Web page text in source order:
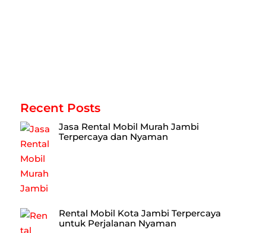
Recent Posts
Jasa Rental Mobil Murah Jambi
Terpercaya dan Nyaman
Rental Mobil Kota Jambi Terpercaya
untuk Perjalanan Nyaman